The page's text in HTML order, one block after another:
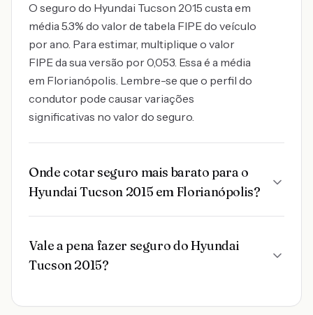
O seguro do Hyundai Tucson 2015 custa em
média 5.3% do valor de tabela FIPE do veículo
por ano. Para estimar, multiplique o valor
FIPE da sua versão por 0,053. Essa é a média
em Florianópolis. Lembre-se que o perfil do
condutor pode causar variações
significativas no valor do seguro.
Onde cotar seguro mais barato para o
Hyundai Tucson 2015 em Florianópolis?
Vale a pena fazer seguro do Hyundai
Tucson 2015?